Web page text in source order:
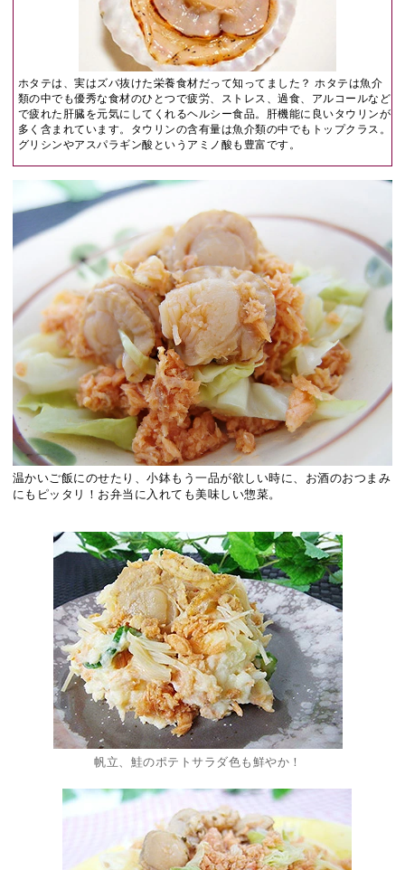
ホタテは、実はズバ抜けた栄養食材だって知ってました？ ホタテは魚介
類の中でも優秀な食材のひとつで疲労、ストレス、過食、アルコールなど
で疲れた肝臓を元気にしてくれるヘルシー食品。肝機能に良いタウリンが
多く含まれています。タウリンの含有量は魚介類の中でもトップクラス。
グリシンやアスパラギン酸というアミノ酸も豊富です。
温かいご飯にのせたり、小鉢もう一品が欲しい時に、お酒のおつまみ
にもピッタリ！お弁当に入れても美味しい惣菜。
帆立、鮭のポテトサラダ色も鮮やか！